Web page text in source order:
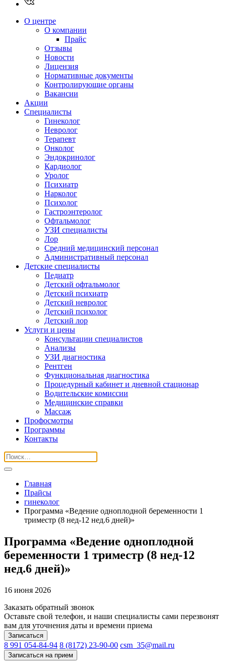
О центре
О компании
Прайс
Отзывы
Новости
Лицензия
Нормативные документы
Контролирующие органы
Вакансии
Акции
Специалисты
Гинеколог
Невролог
Терапевт
Онколог
Эндокринолог
Кардиолог
Уролог
Психиатр
Нарколог
Психолог
Гастроэнтеролог
Офтальмолог
УЗИ специалисты
Лор
Средний медицинский персонал
Административный персонал
Детские специалисты
Педиатр
Детский офтальмолог
Детский психиатр
Детский невролог
Детский психолог
Детский лор
Услуги и цены
Консультации специалистов
Анализы
УЗИ диагностика
Рентген
Функциональная диагностика
Процедурный кабинет и дневной стационар
Водительские комиссии
Медицинские справки
Массаж
Профосмотры
Программы
Контакты
Главная
Прайсы
гинеколог
Программа «Ведение одноплодной беременности 1
триместр (8 нед-12 нед.6 дней)»
Программа «Ведение одноплодной
беременности 1 триместр (8 нед-12
нед.6 дней)»
16 июня 2026
Заказать обратный звонок
Оставьте свой телефон, и наши специалисты сами перезвонят
вам для уточнения даты и времени приема
Записаться
8 991 054-84-94 8 (8172) 23-90-00 csm_35@mail.ru
Записаться на прием